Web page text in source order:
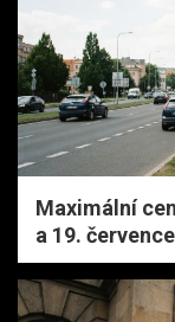
Maximální
a 19.